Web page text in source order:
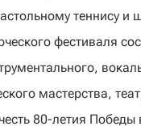
теннису и
фестиваля
мастерства,
80-летия Победы